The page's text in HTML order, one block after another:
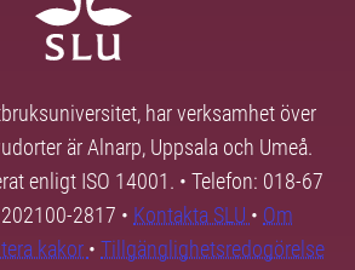
har verksamhet över
är Alnarp, Uppsala och Umeå.
enligt ISO 14001. • Telefon: 018-67
2817 • Kontakta SLU • Om
kakor • Tillgänglighetsredogörelse